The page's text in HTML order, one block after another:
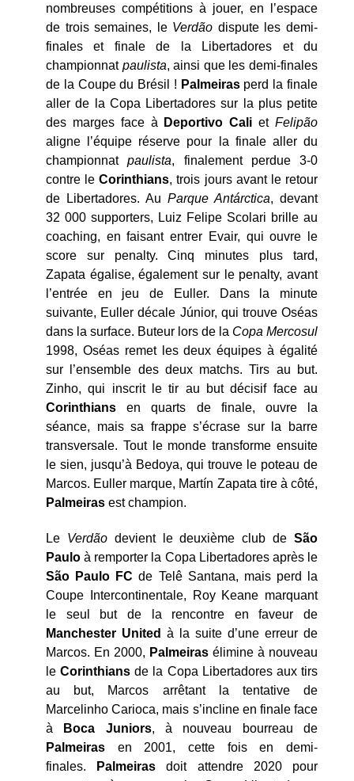
nombreuses compétitions à jouer, en l’espace
de trois semaines, le Verdão dispute les demi-
finales et finale de la Libertadores et du
championnat paulista, ainsi que les demi-finales
de la Coupe du Brésil ! Palmeirasperd la finale
aller de la Copa Libertadores sur la plus petite
des marges face à
Deportivo Cali etFelipão
aligne l’équipe réserve pour la finale aller du
championnatpaulista, finalement perdue 3-0
contre leCorinthians, trois jours avant le retour
de Libertadores. Au Parque Antárctica, devant
32 000 supporters, Luiz Felipe Scolari brille au
coaching, en faisant entrer Evair, qui ouvre le
score sur penalty. Cinq minutes plus tard,
Zapata égalise, également sur le penalty, avant
l’entrée en jeu de Euller. Dans la minute
suivante, Euller décale Júnior, qui trouve Oséas
dans la surface. Buteur lors de la Copa Mercosul
1998, Oséas remet les deux équipes à égalité
sur l’ensemble des deux matchs. Tirs au but.
Zinho, qui inscrit le tir au but décisif face au
Corinthians en quarts de finale, ouvre la
séance, mais sa frappe s’écrase sur la barre
transversale. Tout le monde transforme ensuite
le sien, jusqu’à Bedoya, qui trouve le poteau de
Marcos. Euller marque, Martín Zapata tire à côté,
Palmeiras est champion.
Le Verdãodevient le deuxième club deSão
Paulo à remporter la Copa Libertadores après le
São Paulo FC de Telê Santana, mais perd la
Coupe Intercontinentale, Roy Keane marquant
le seul but de la rencontre en faveur de
Manchester United à la suite d’une erreur de
Marcos. En 2000, Palmeiras élimine à nouveau
leCorinthians de la Copa Libertadores aux tirs
au but, Marcos arrêtant la tentative de
Marcelinho Carioca, mais s’incline en finale face
à
Boca Juniors, à nouveau bourreau de
Palmeiras en 2001, cette fois en demi-
finales.
Palmeiras doit attendre 2020 pour